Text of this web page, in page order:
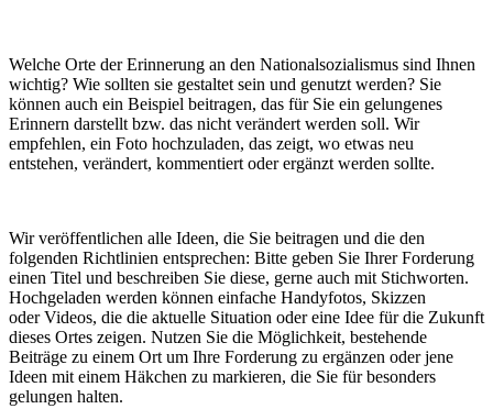
Welche Orte der Erinnerung an den Nationalsozialismus sind Ihnen
wichtig? Wie sollten sie gestaltet sein und genutzt werden? Sie
können auch ein Beispiel beitragen, das für Sie ein gelungenes
Erinnern darstellt bzw. das nicht verändert werden soll. Wir
empfehlen, ein Foto hochzuladen, das zeigt, wo etwas neu
entstehen, verändert, kommentiert oder ergänzt werden sollte.
Wir veröffentlichen alle Ideen, die Sie beitragen und die den
folgenden Richtlinien entsprechen: Bitte geben Sie Ihrer Forderung
einen Titel und beschreiben Sie diese, gerne auch mit Stichworten.
Hochgeladen werden können einfache Handyfotos, Skizzen
oder Videos, die die aktuelle Situation oder eine Idee für die Zukunft
dieses Ortes zeigen. Nutzen Sie die Möglichkeit, bestehende
Beiträge zu einem Ort um Ihre Forderung zu ergänzen oder jene
Ideen mit einem Häkchen zu markieren, die Sie für besonders
gelungen halten.